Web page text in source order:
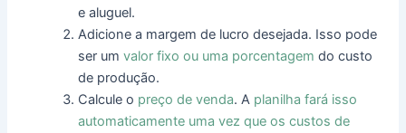
e aluguel.
Adicione a margem de lucro desejada. Isso pode
ser umvalor fixo ou uma porcentagem do custo
de produção.
Calcule o preço de venda. A planilha fará isso
automaticamente uma vez que os custos de